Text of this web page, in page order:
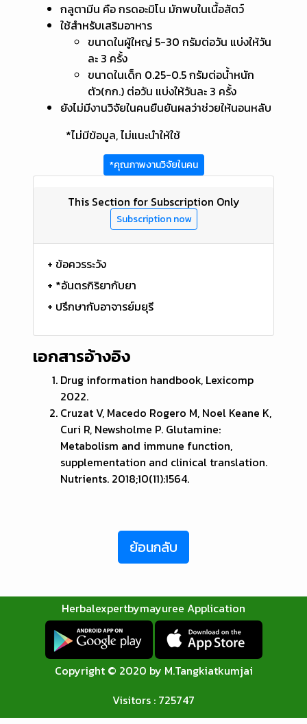
กลูตามีน คือ กรดอะมิโน มักพบในเนื้อสัตว์
ใช้สำหรับเสริมอาหาร
ขนาดในผู้ใหญ่ 5-30 กรัมต่อวัน แบ่งให้วัน
ละ 3 ครั้ง
ขนาดในเด็ก 0.25-0.5 กรัมต่อน้ำหนัก
ตัว(กก.) ต่อวัน แบ่งให้วันละ 3 ครั้ง
ยังไม่มีงานวิจัยในคนยืนยันผลว่าช่วยให้นอนหลับ
*ไม่มีข้อมูล, ไม่แนะนำให้ใช้
*คุณภาพงานวิจัยในคน
This Section for Subscription Only
Subscription now
+ ข้อควรระวัง
+ *อันตรกิริยากับยา
+ ปรึกษากับอาจารย์มยุรี
เอกสารอ้างอิง
Drug information handbook, Lexicomp
2022.
Cruzat V, Macedo Rogero M, Noel Keane K,
Curi R, Newsholme P. Glutamine:
Metabolism and immune function,
supplementation and clinical translation.
Nutrients. 2018;10(11):1564.
ย้อนกลับ
Herbalexpertbymayuree Application
Copyright © 2020 by M.Tangkiatkumjai
Visitors : 725747